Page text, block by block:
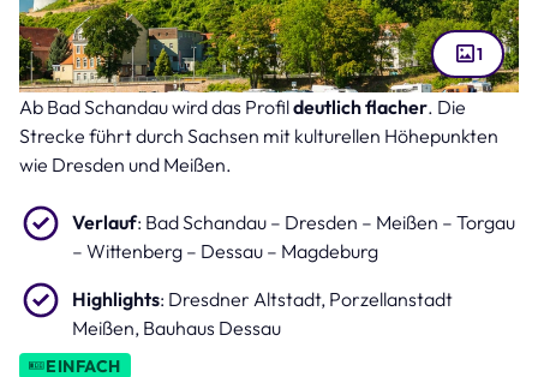
Altstadt Meißen an der Elbe (Bild: Daniel Bahrmann – stock.adobe.com )
1
Ab Bad Schandau wird das Profildeutlich flacher. Die
Strecke führt durch Sachsen mit kulturellen Höhepunkten
wie Dresden und Meißen.
Verlauf: Bad Schandau – Dresden – Meißen – Torgau
– Wittenberg – Dessau – Magdeburg
Highlights: Dresdner Altstadt, Porzellanstadt
Meißen, Bauhaus Dessau
EINFACH